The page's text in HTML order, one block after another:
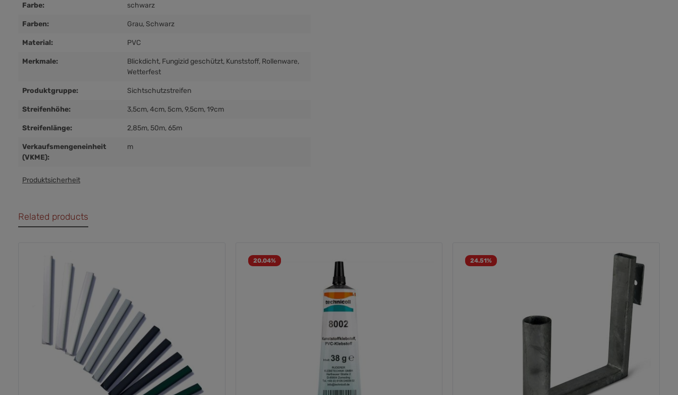
Farbe: schwarz
Farben: Grau, Schwarz
Material: PVC
Merkmale: Blickdicht, Fungizid geschützt, Kunststoff, Rollenware,
Wetterfest
Produktgruppe: Sichtschutzstreifen
Streifenhöhe: 3,5cm, 4cm, 5cm, 9,5cm, 19cm
Streifenlänge: 2,85m, 50m, 65m
Verkaufsmengeneinheit
(VKME):
m
Produktsicherheit
Related products
20.04% 24.51%